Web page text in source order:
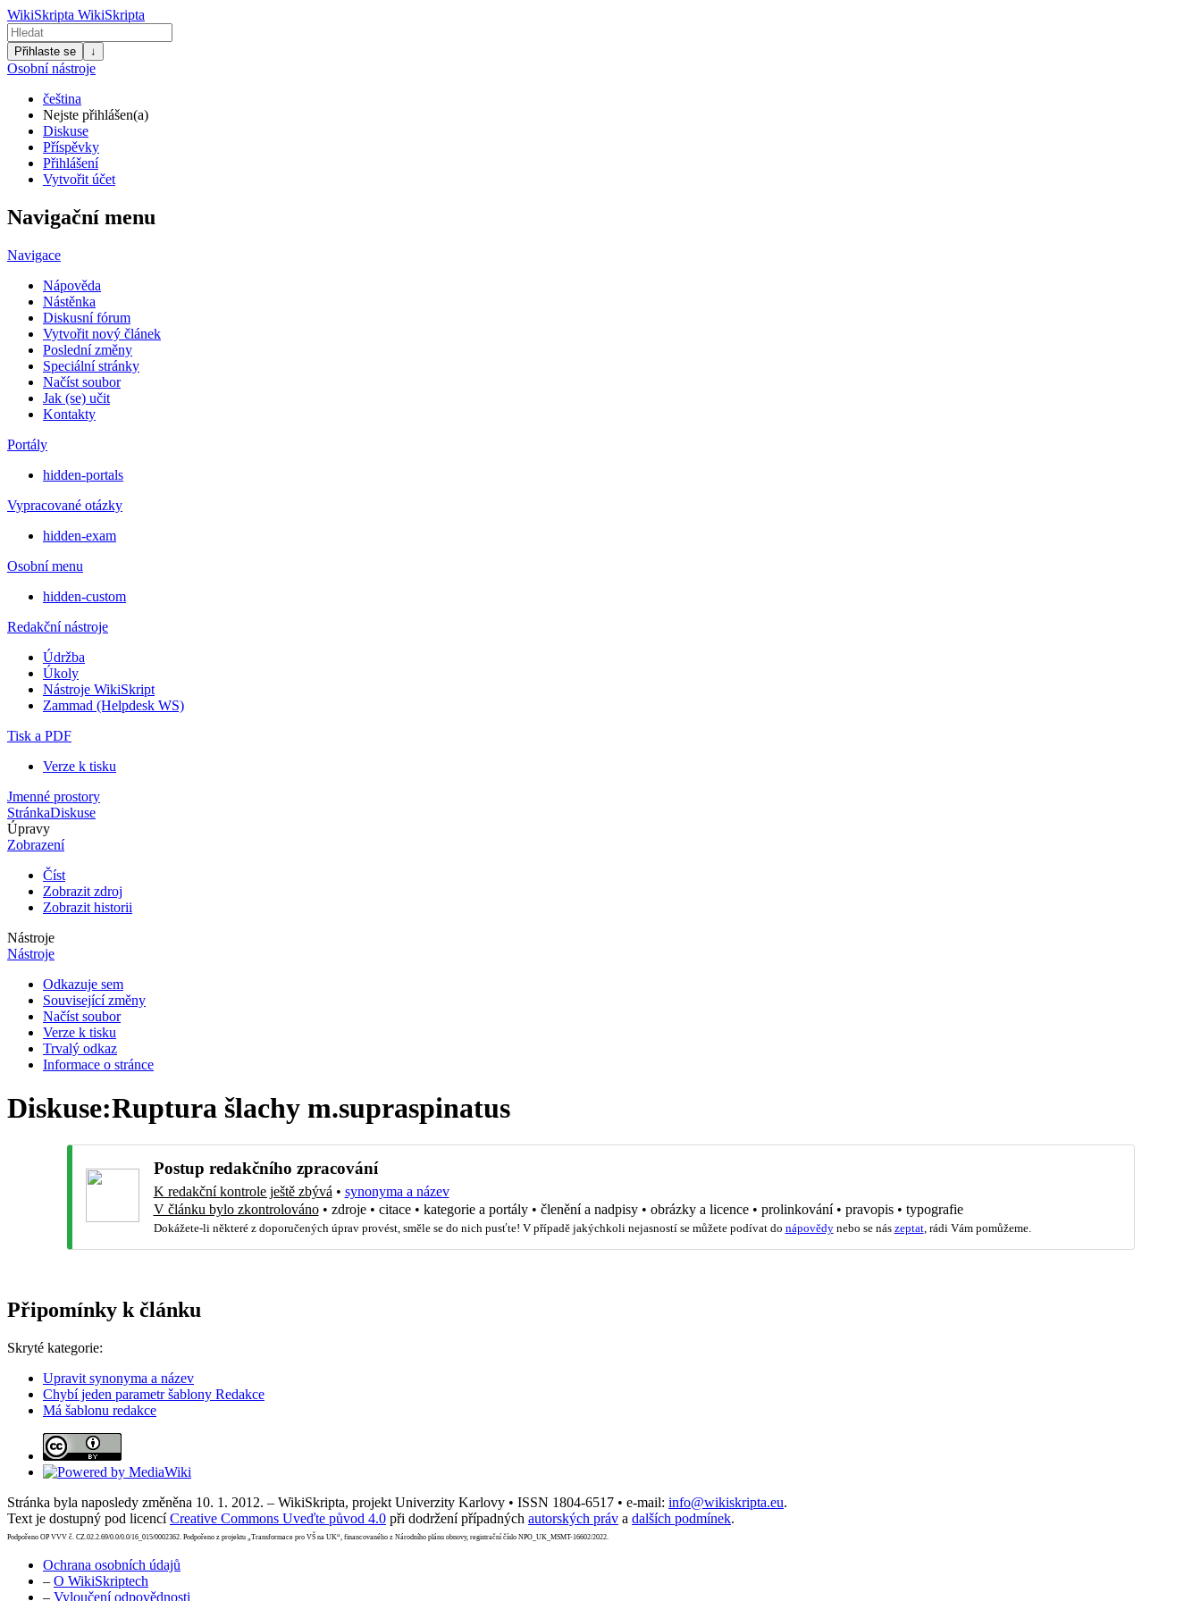
WikiSkripta WikiSkripta
Přihlaste se ↓
Osobní nástroje
čeština
Nejste přihlášen(a)
Diskuse
Příspěvky
Přihlášení
Vytvořit účet
Navigační menu
Navigace
Nápověda
Nástěnka
Diskusní fórum
Vytvořit nový článek
Poslední změny
Speciální stránky
Načíst soubor
Jak (se) učit
Kontakty
Portály
hidden-portals
Vypracované otázky
hidden-exam
Osobní menu
hidden-custom
Redakční nástroje
Údržba
Úkoly
Nástroje WikiSkript
Zammad (Helpdesk WS)
Tisk a PDF
Verze k tisku
Jmenné prostory
StránkaDiskuse
Úpravy
Zobrazení
Číst
Zobrazit zdroj
Zobrazit historii
Nástroje
Nástroje
Odkazuje sem
Související změny
Načíst soubor
Verze k tisku
Trvalý odkaz
Informace o stránce
Diskuse:Ruptura šlachy m.supraspinatus
Postup redakčního zpracování
K redakční kontrole ještě zbývá • synonyma a název
V článku bylo zkontrolováno• zdroje• citace• kategorie a portály• členění a nadpisy• obrázky a licence• prolinkování• pravopis• typografie
Dokážete-li některé z doporučených úprav provést, směle se do nich pusťte! V případě jakýchkoli nejasností se můžete podívat do nápovědynebo se nás zeptat, rádi Vám pomůžeme.
Připomínky k článku
Skryté kategorie:
Upravit synonyma a název
Chybí jeden parametr šablony Redakce
Má šablonu redakce
Stránka byla naposledy změněna 10. 1. 2012. – WikiSkripta, projekt Univerzity Karlovy • ISSN 1804-6517 • e-mail: info@wikiskripta.eu.
Text je dostupný pod licencíCreative Commons Uveďte původ 4.0 při dodržení případných autorských práv a dalších podmínek.
Podpořeno OP VVV č. CZ.02.2.69/0.0/0.0/16_015/0002362. Podpořeno z projektu „Transformace pro VŠ na UK“, financovaného z Národního plánu obnovy, registrační číslo NPO_UK_MSMT-16602/2022.
Ochrana osobních údajů
– O WikiSkriptech
– Vyloučení odpovědnosti